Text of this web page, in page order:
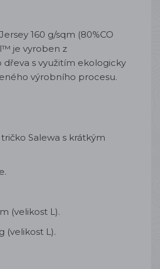
160 g/sqm (80%CO
je vyroben z
s využitím ekologicky
výrobního procesu.
Salewa s krátkým
(velikost L).
(velikost L).